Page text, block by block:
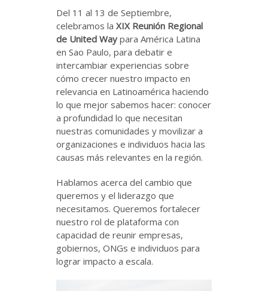
Del 11 al 13 de Septiembre,
celebramos la XIX Reunión Regional
de United Way para América Latina
en Sao Paulo, para debatir e
intercambiar experiencias sobre
cómo crecer nuestro impacto en
relevancia en Latinoamérica haciendo
lo que mejor sabemos hacer: conocer
a profundidad lo que necesitan
nuestras comunidades y movilizar a
organizaciones e individuos hacia las
causas más relevantes en la región.
Hablamos acerca del cambio que
queremos y el liderazgo que
necesitamos. Queremos fortalecer
nuestro rol de plataforma con
capacidad de reunir empresas,
gobiernos, ONGs e individuos para
lograr impacto a escala.